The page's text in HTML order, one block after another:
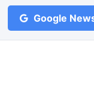
Google